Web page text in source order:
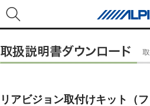
リアビジョン取付けキット（